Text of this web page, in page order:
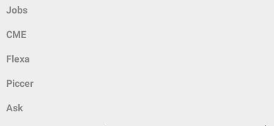
Jobs
CME
Flexa
Piccer
Ask